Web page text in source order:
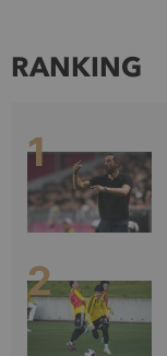
RANKING